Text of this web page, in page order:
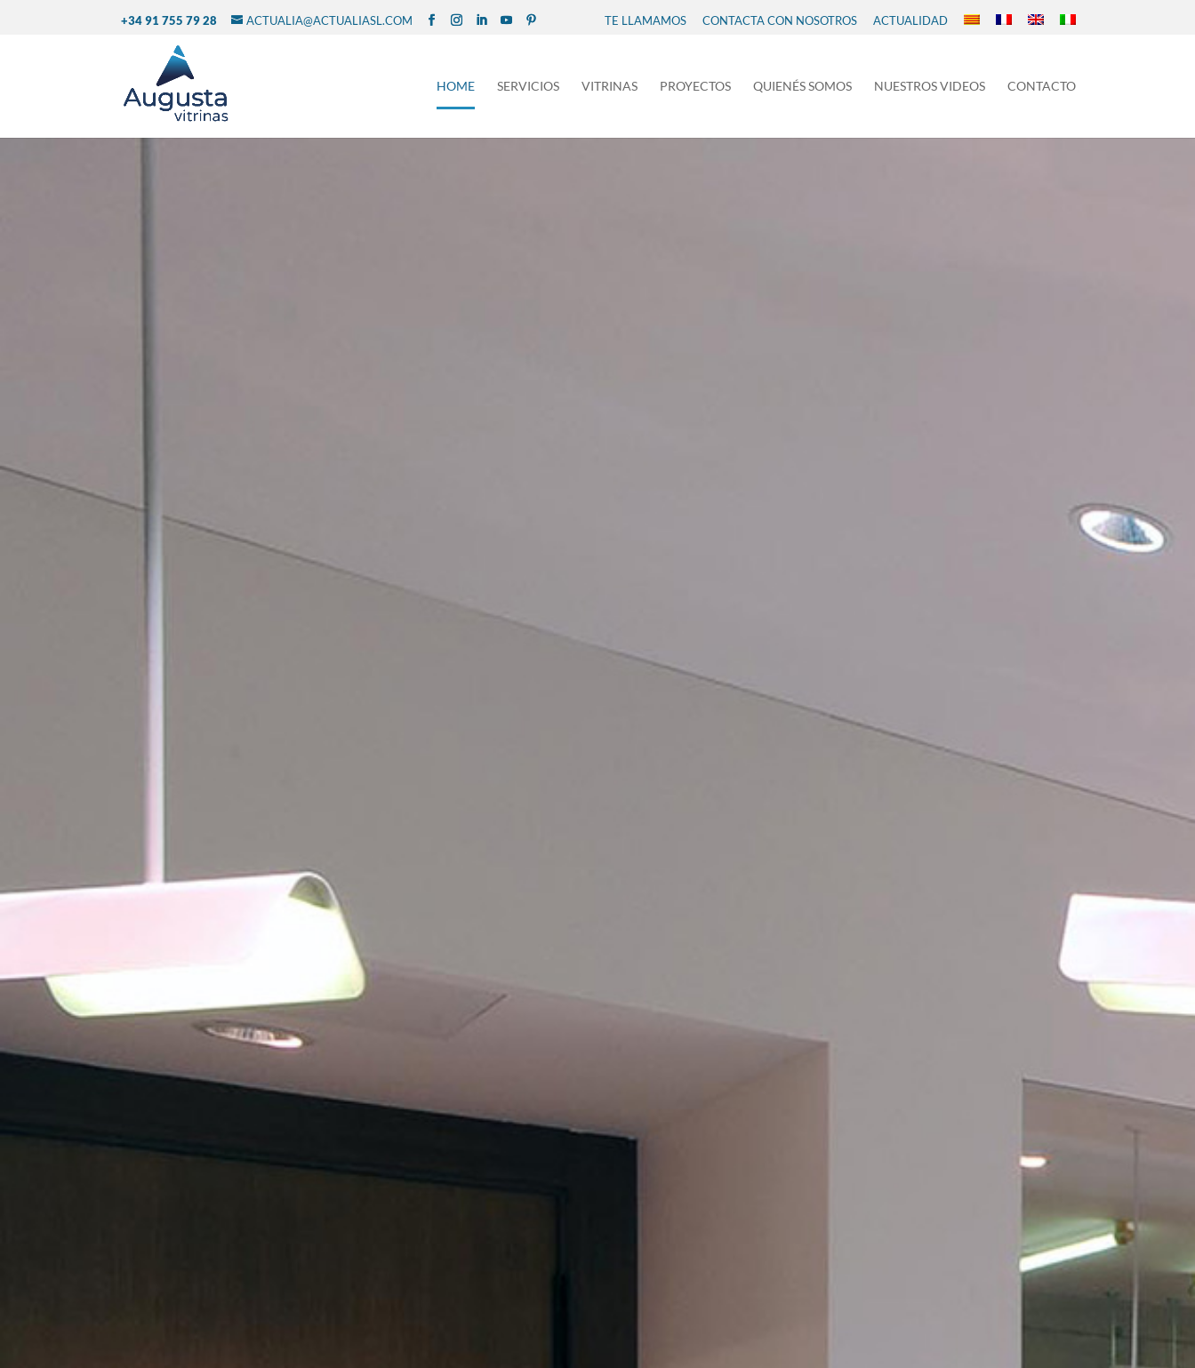
+34 91 755 79 28 ACTUALIA@ACTUALIASL.COM TE LLAMAMOS CONTACTA CON NOSOTROS ACTUALIDAD
HOME SERVICIOS VITRINAS PROYECTOS QUIENÉS SOMOS NUESTROS VIDEOS CONTACTO